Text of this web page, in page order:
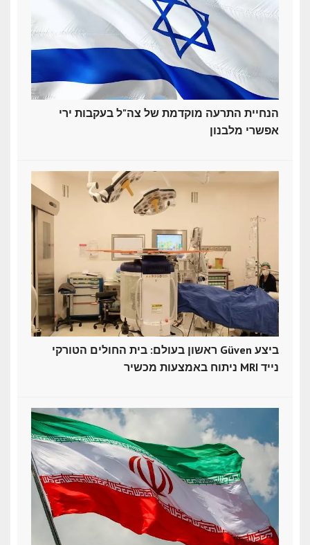
הנחיית התרעה מוקדמת של צה"ל בעקבות ירי
אפשרי מלבנון
ראשון בעולם: בית החולים הטורקי Güven ביצע
ניתוח באמצעות מכשיר MRI נייד